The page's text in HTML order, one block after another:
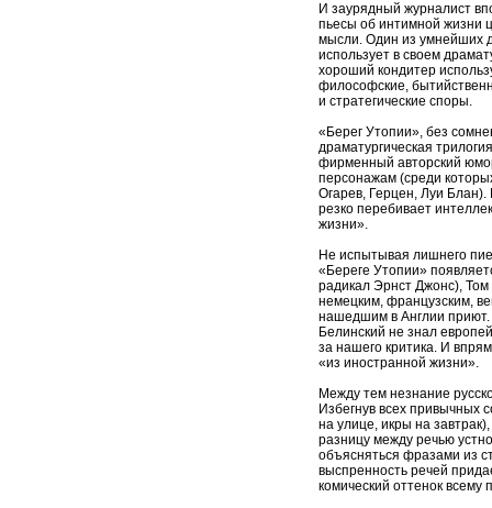
И заурядный журналист
пьесы об интимной жизни
мысли. Один из умнейших
использует в своем
хороший кондитер
философские,
и стратегические споры.
«Берег Утопии», без
драматургическая
фирменный авторский
персонажам (среди
Огарев, Герцен, Луи Блан).
резко перебивает
жизни».
Не испытывая лишнего
«Береге Утопии»
радикал Эрнст Джонс),
немецким, французским,
нашедшим в Англии приют.
Белинский не знал
за нашего критика. И
«из иностранной жизни».
Между тем незнание
Избегнув всех привычных
на улице, икры на
разницу между речью
объясняться фразами из
выспренность речей
комический оттенок всему